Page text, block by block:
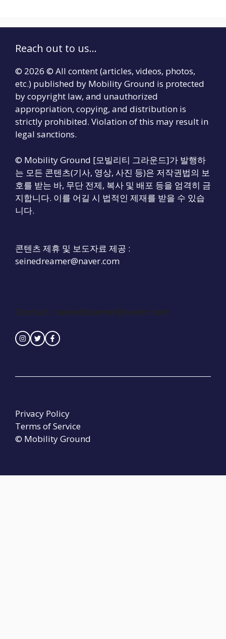
Reach out to us...
© 2026 © All content (articles, videos, photos,
etc.) published by Mobility Ground is protected
by copyright law, and unauthorized
appropriation, copying, and distribution is
strictly prohibited. Violation of this may result in
legal sanctions.
© Mobility Ground [모빌리티 그라운드]가 발행하
는 모든 콘텐츠(기사, 영상, 사진 등)은 저작권법의 보
호를 받는 바, 무단 전제, 복사 및 배포 등을 엄격히 금
지합니다. 이를 어길 시 법적인 제재를 받을 수 있습
니다.
콘텐츠 제휴 및 보도자료 제공 :
seinedreamer@naver.com
Contact : seinedreamer@naver.com
© Mobility Ground
Privacy Policy
Terms of Service